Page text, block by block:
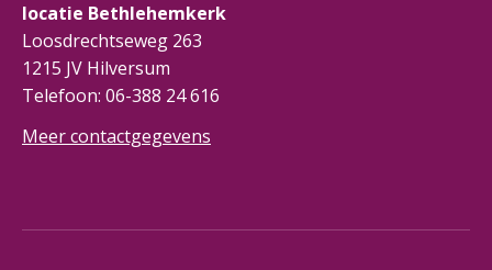
locatie Bethlehemkerk
Loosdrechtseweg 263
1215 JV Hilversum
Telefoon: 06-388 24 616
Meer contactgegevens